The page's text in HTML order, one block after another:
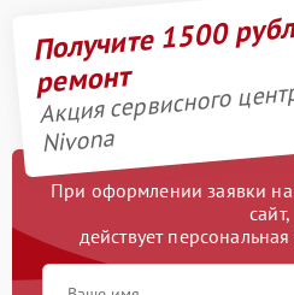
Получите 1500
ремонт
Акция сервисного
Nivona
При оформлении заявки
сайт,
действует